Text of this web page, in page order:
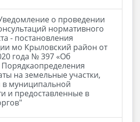
о проведении
нормативного
- постановления
мо Крыловский район от
года № 397 «Об
на земельные участки,
в муниципальной
и предоставленные в